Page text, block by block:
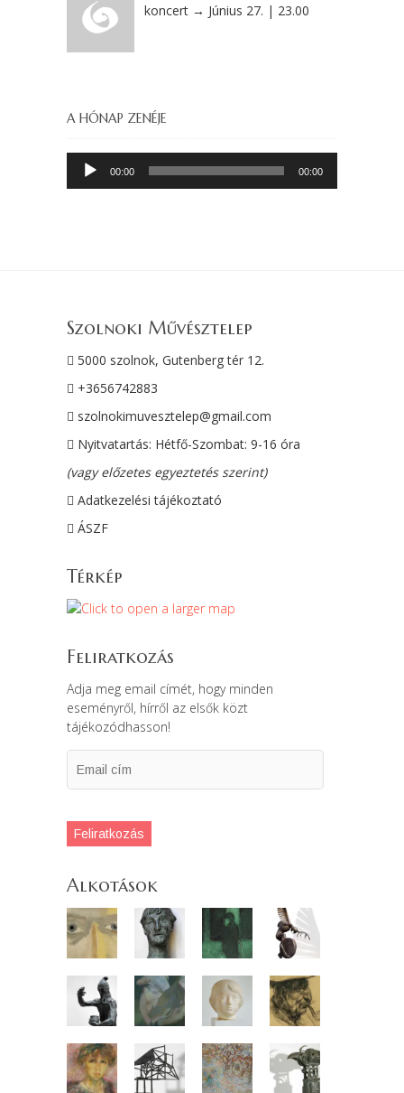
koncert → Június 27. | 23.00
A HÓNAP ZENÉJE
Audió
lejátszó
00:00 00:00
Szolnoki Művésztelep
5000 szolnok, Gutenberg tér 12.
+3656742883
szolnokimuvesztelep@gmail.com
Nyitvatartás: Hétfő-Szombat: 9-16 óra
(vagy előzetes egyeztetés szerint)
Adatkezelési tájékoztató
ÁSZF
Térkép
Feliratkozás
Adja meg email címét, hogy minden
eseményről, hírről az elsők közt
tájékozódhasson!
cím
Feliratkozás
Alkotások